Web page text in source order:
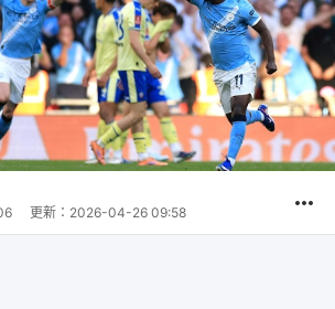
更新： 2026-04-26 09:58